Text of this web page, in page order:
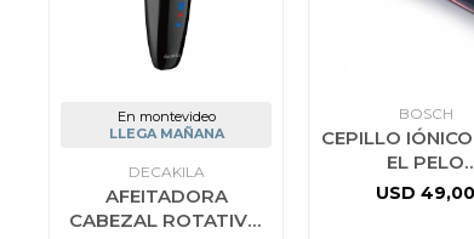
En montevideo
LLEGA MAÑANA
DECAKILA
AFEITADORA
CABEZAL ROTATIVO
BOSCH
CEPILLO
EL PELO
USD 49,00